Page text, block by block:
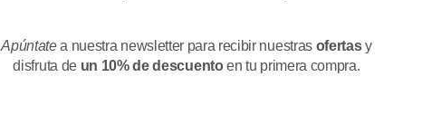
Apúntatea nuestra newsletter para recibir nuestras ofertasy
disfruta de un 10% de descuentoen tu primera compra.